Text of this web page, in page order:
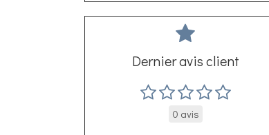
Dernier avis client
0 avis